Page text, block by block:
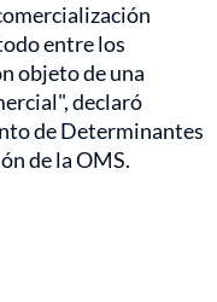
entre los
objeto de una
declaró
de Determinantes
de la OMS.